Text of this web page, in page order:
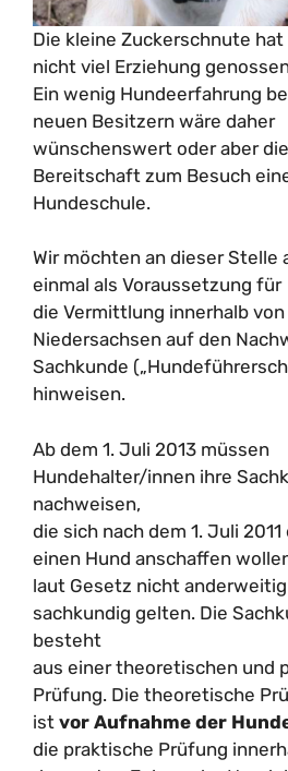
Die kleine Zuckerschnute
nicht viel Erziehung
Ein wenig Hundeerfahrung
neuen Besitzern wäre daher
wünschenswert oder aber die
Bereitschaft zum Besuch
Hundeschule.
Wir möchten an dieser Stelle
einmal als Voraussetzung für
die Vermittlung innerhalb von
Niedersachsen auf den
Sachkunde
hinweisen.
Ab dem 1. Juli 2013 müssen
Hundehalter/innen ihre
nachweisen,
die sich nach dem 1. Juli
einen Hund anschaffen
laut Gesetz nicht anderweitig
sachkundig gelten. Die
besteht
aus einer theoretischen und
Prüfung. Die theoretische
ist vor Aufnahme der
die praktische Prüfung